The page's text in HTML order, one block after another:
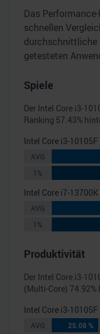
Das
schnellen
durchschnittliche
getesteten
Spiele
Der Intel Core i3-
Ranking 57.43%
Intel Core i3-10105F
AVG
1%
Intel Core i7-13700K
AVG
1%
Produktivität
Der Intel Core i3-
(Multi-Core) 74.92%
Intel Core i3-10105F
AVG 25.08 %